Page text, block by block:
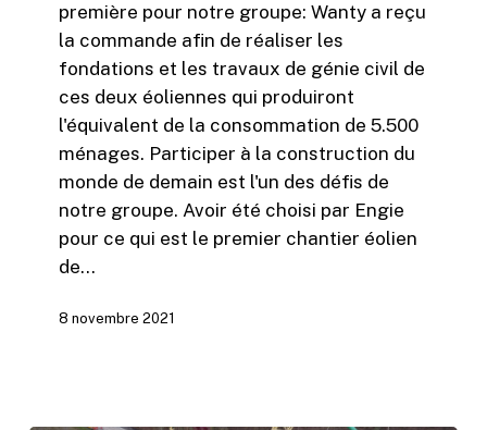
première pour notre groupe: Wanty a reçu
la commande afin de réaliser les
fondations et les travaux de génie civil de
ces deux éoliennes qui produiront
l'équivalent de la consommation de 5.500
ménages. Participer à la construction du
monde de demain est l'un des défis de
notre groupe. Avoir été choisi par Engie
pour ce qui est le premier chantier éolien
de…
8 novembre 2021